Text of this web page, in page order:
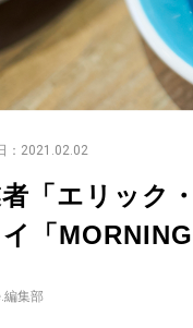
：2021.02.02
「エリック
「
編集部